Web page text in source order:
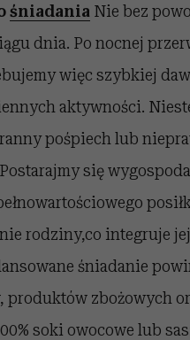
śniadania Nie bez
dnia. Po nocnej
więc szybkiej
aktywności.
pośpiech lub
się
rodziny,co integruje
śniadanie
, produktów zbożowych
soki owocowe lub